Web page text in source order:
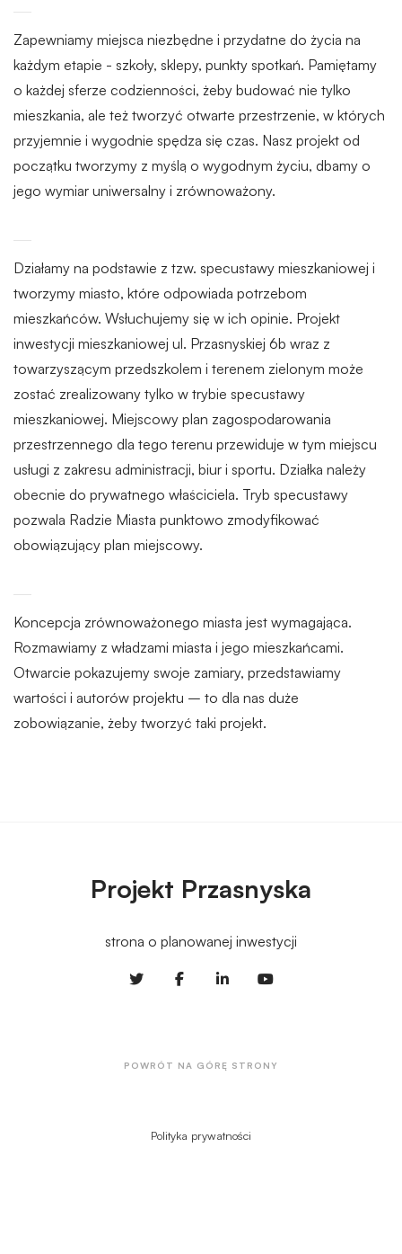
Zapewniamy miejsca niezbędne i przydatne do życia na
każdym etapie - szkoły, sklepy, punkty spotkań. Pamiętamy
o każdej sferze codzienności, żeby budować nie tylko
mieszkania, ale też tworzyć otwarte przestrzenie, w których
przyjemnie i wygodnie spędza się czas. Nasz projekt od
początku tworzymy z myślą o wygodnym życiu, dbamy o
jego wymiar uniwersalny i zrównoważony.
Działamy na podstawie z tzw. specustawy mieszkaniowej i
tworzymy miasto, które odpowiada potrzebom
mieszkańców. Wsłuchujemy się w ich opinie. Projekt
inwestycji mieszkaniowej ul. Przasnyskiej 6b wraz z
towarzyszącym przedszkolem i terenem zielonym może
zostać zrealizowany tylko w trybie specustawy
mieszkaniowej. Miejscowy plan zagospodarowania
przestrzennego dla tego terenu przewiduje w tym miejscu
usługi z zakresu administracji, biur i sportu. Działka należy
obecnie do prywatnego właściciela. Tryb specustawy
pozwala Radzie Miasta punktowo zmodyfikować
obowiązujący plan miejscowy.
Koncepcja zrównoważonego miasta jest wymagająca.
Rozmawiamy z władzami miasta i jego mieszkańcami.
Otwarcie pokazujemy swoje zamiary, przedstawiamy
wartości i autorów projektu – to dla nas duże
zobowiązanie, żeby tworzyć taki projekt.
Projekt Przasnyska
strona o planowanej inwestycji
POWRÓT NA GÓRĘ STRONY
Polityka prywatności